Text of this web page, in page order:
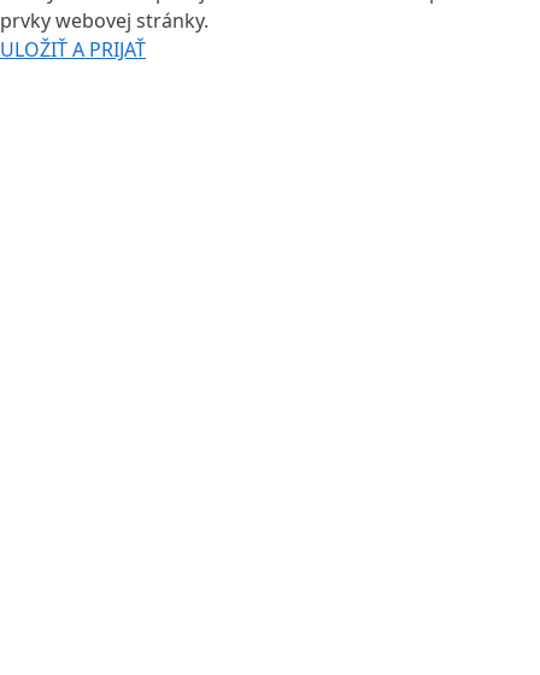
prvky webovej stránky.
ULOŽIŤ A PRIJAŤ